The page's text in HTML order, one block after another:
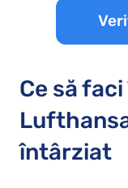
Ce să
întârziat